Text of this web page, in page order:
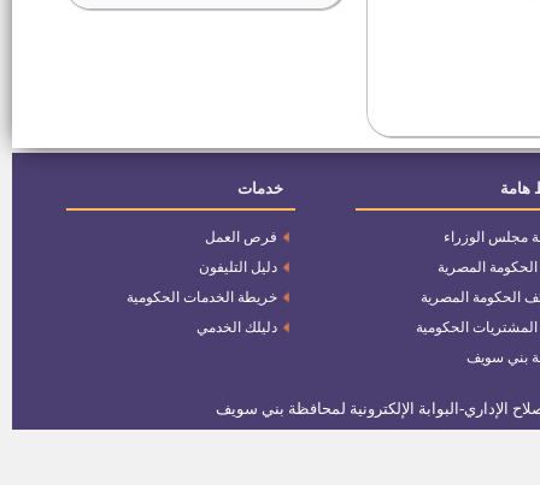
اسماء ومواعيد المقابلات الشخصية
لوظائف هيئه قضايا الدوله اعلان
رقم 1 لسنة 2016
وظائف النيابة الادارية - اعلان رقم
190 فرصة بإحدي مصانع الحديد
وظائف بهيئة قناة السويس
هامة
مجلس الوزراء
الحكومة المصرية
الحكومة المصرية
المشتريات الحكومية
بني سويف
خدمات
فرص العمل
دليل التليفون
خريطة الخدمات الحكومية
دليلك الخدمي